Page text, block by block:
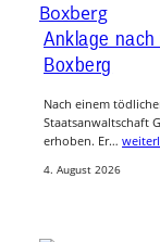
Anklage
Boxberg
Nach einem
Staatsanwaltschaft
erhoben. Er…
4. August 2026